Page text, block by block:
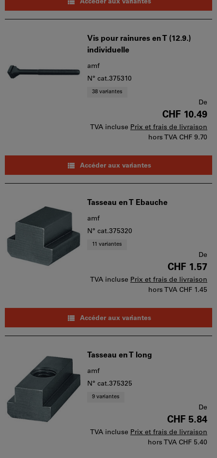
Accéder aux variantes
Vis pour rainures en T (12.9.)
individuelle
amf
N° cat.375310
38 variantes
De
CHF 10.49
TVA incluse Prix et frais de livraison
hors TVA CHF 9.70
Accéder aux variantes
Tasseau en T Ebauche
amf
N° cat.375320
11 variantes
De
CHF 1.57
TVA incluse Prix et frais de livraison
hors TVA CHF 1.45
Accéder aux variantes
Tasseau en T long
amf
N° cat.375325
9 variantes
De
CHF 5.84
TVA incluse Prix et frais de livraison
hors TVA CHF 5.40